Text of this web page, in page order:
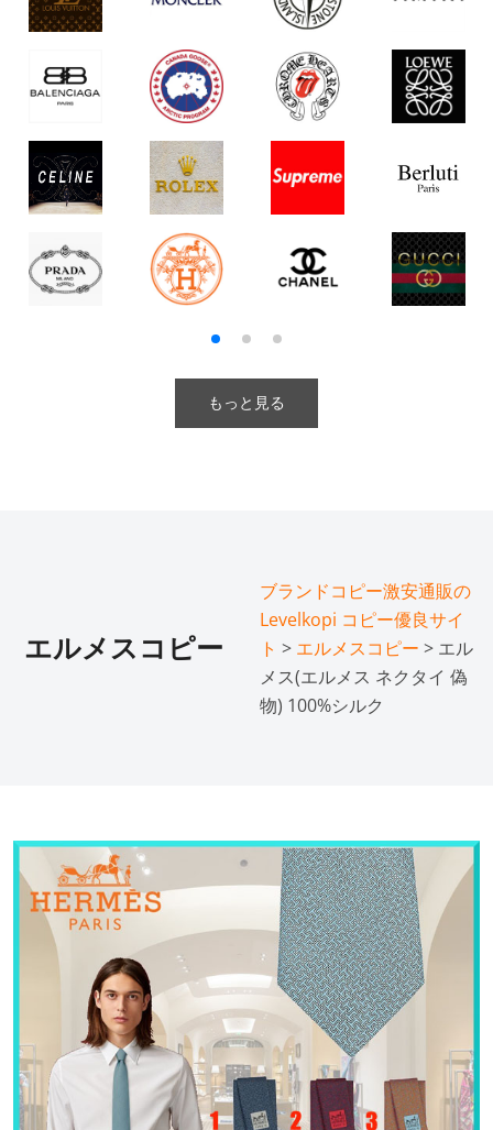
もっと見る
エルメスコピー
ブランドコピー激安通販の
Levelkopi コピー優良サイ
ト > エルメスコピー > エル
メス(エルメス ネクタイ 偽
物) 100%シルク